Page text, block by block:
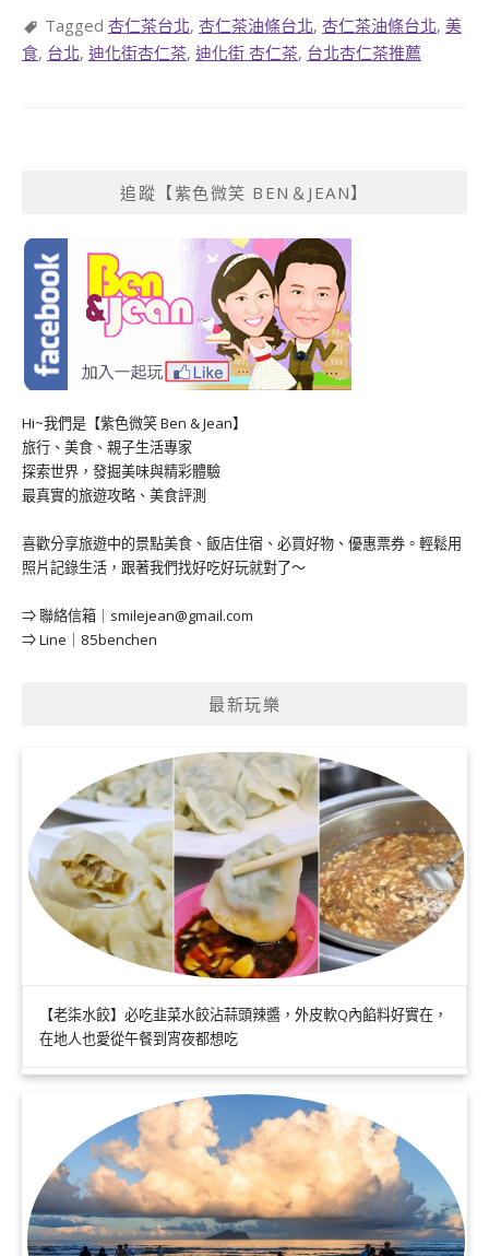
Tagged 杏仁茶台北, 杏仁茶油條台北, 杏仁茶油條台北, 美
食, 台北, 迪化街杏仁茶, 迪化街 杏仁茶, 台北杏仁茶推薦
追蹤【紫色微笑 BEN＆JEAN】
Hi~我們是【紫色微笑 Ben & Jean】
旅行、美食、親子生活專家
探索世界，發掘美味與精彩體驗
最真實的旅遊攻略、美食評測
喜歡分享旅遊中的景點美食、飯店住宿、必買好物、優惠票券。輕鬆用
照片記錄生活，跟著我們找好吃好玩就對了～
⇒ 聯絡信箱｜ smilejean@gmail.com
⇒ Line｜85benchen
最新玩樂
【老柒水餃】必吃韭菜水餃沾蒜頭辣醬，外皮軟Q內餡料好實在，
在地人也愛從午餐到宵夜都想吃